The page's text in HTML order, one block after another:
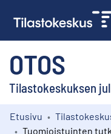
OTOS
Tilastokeskuksen
Kokoelmat
Etusivu